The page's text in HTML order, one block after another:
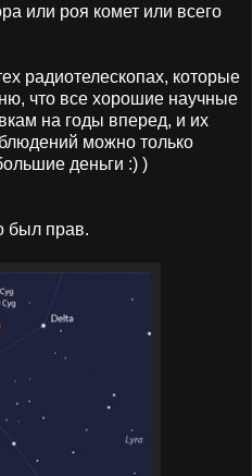
или роя комет или всего
радиотелескопах, которые
что все хорошие научные
на годы вперед, и их
можно только
деньги :) )
был прав.